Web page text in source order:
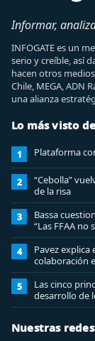
Informar,
INFOGATE es un
serio y creíble, así
hacen otros
Chile, MEGA, ADN
una alianza
Lo más visto
1 Plataforma
2
“Cebolla”
de la risa
3
Bassa
“Las FFAA no
4
Pavez
colaboración
analizar”
5
Las cinco
desarrollo de
Nuestras redes